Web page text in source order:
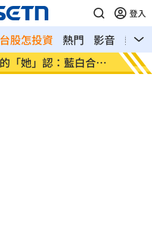
登入
台股怎投資 熱門 影音
熱搜
威助曝威戈神會再
戀愛
爆